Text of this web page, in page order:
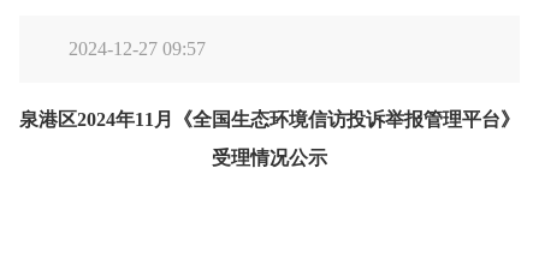
2024-12-27 09:57
泉港区2024年11 月 《全国生态环境信访投诉举报管理平台》
受理情况公示